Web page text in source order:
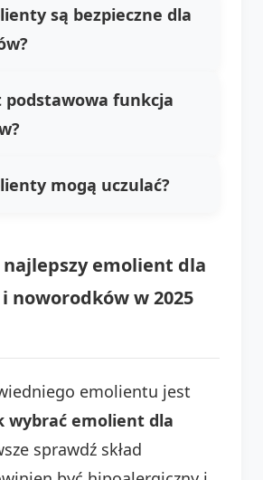
są bezpieczne dla
podstawowa funkcja
mogą uczulać?
najlepszy emolient dla
noworodków w 2025
emolientu jest
wybrać emolient dla
sprawdź skład